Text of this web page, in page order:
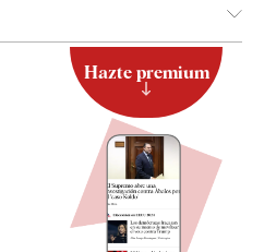
Hazte premium